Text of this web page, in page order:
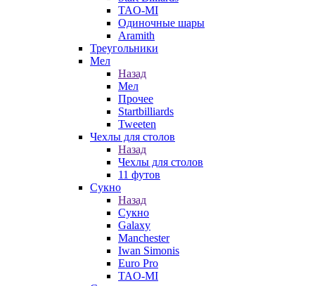
TAO-MI
Одиночные шары
Aramith
Треугольники
Мел
Назад
Мел
Прочее
Startbilliards
Tweeten
Чехлы для столов
Назад
Чехлы для столов
11 футов
Сукно
Назад
Сукно
Galaxy
Manchester
Iwan Simonis
Euro Pro
TAO-MI